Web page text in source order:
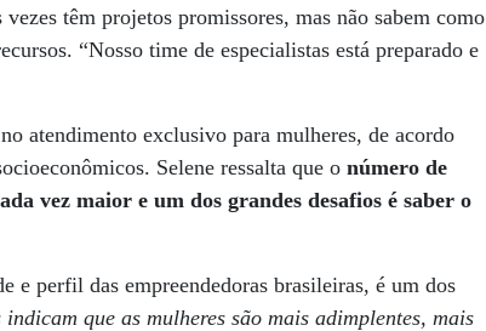
têm projetos promissores, mas não sabem como
“Nosso time de especialistas está preparado e
atendimento exclusivo para mulheres, de acordo
Selene ressalta que onúmero de
vez maior e um dos grandes desafios é saber o
e perfil das empreendedoras brasileiras, é um dos
indicam que as mulheres são mais adimplentes, mais